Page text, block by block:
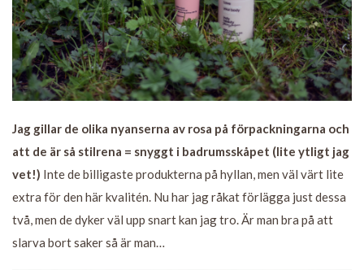
Jag gillar de olika nyanserna av rosa på förpackningarna och
att de är så stilrena = snyggt i badrumsskåpet (lite ytligt jag
vet!) Inte de billigaste produkterna på hyllan, men väl värt lite
extra för den här kvalitén. Nu har jag råkat förlägga just dessa
två, men de dyker väl upp snart kan jag tro. Är man bra på att
slarva bort saker så är man…